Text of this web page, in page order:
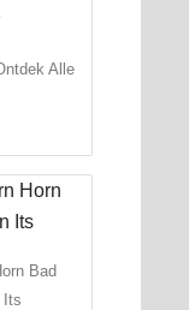
Alle
Bad
Its